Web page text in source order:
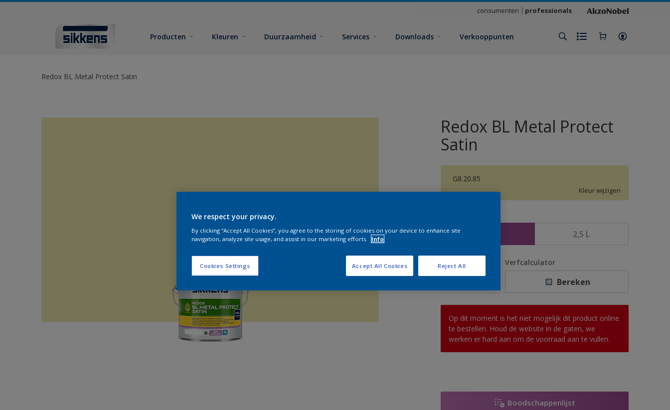
consumenten professionals
Producten Kleuren Duurzaamheid Services Downloads Verkooppunten
Redox BL Metal Protect Satin
Redox BL Metal Protect
Satin
G8.20.85
Kleur wijzigen
2,5 L
Aantal Verfcalculator
Bereken
Op dit moment is het niet mogelijk dit product online
te bestellen. Houd de website in de gaten, we
werken er hard aan om de voorraad aan te vullen.
Boodschappenlijst
We respect your privacy.
By clicking “Accept All Cookies”, you agree to the storing of cookies on your device to enhance site
navigation, analyze site usage, and assist in our marketing efforts.
Info
Cookies Settings Reject All
Accept All Cookies